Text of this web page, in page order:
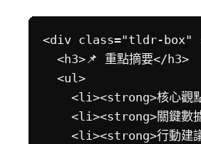
<div class="tldr-box"
  <h3>📌 重點摘要</h3>
  <ul>
<li><strong>核心觀
<li><strong>關鍵數
<li><strong>行動建